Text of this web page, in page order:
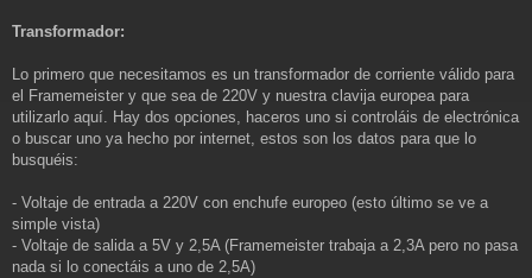
Transformador:
Lo primero que necesitamos es un transformador de corriente válido para
el Framemeister y que sea de 220V y nuestra clavija europea para
utilizarlo aquí. Hay dos opciones, haceros uno si controláis de electrónica
o buscar uno ya hecho por internet, estos son los datos para que lo
busquéis:
- Voltaje de entrada a 220V con enchufe europeo (esto último se ve a
simple vista)
- Voltaje de salida a 5V y 2,5A (Framemeister trabaja a 2,3A pero no pasa
nada si lo conectáis a uno de 2,5A)